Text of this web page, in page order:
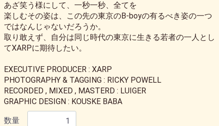
あざ笑う様にして、一秒一秒、全てを
楽しむその姿は、この先の東京のB-boyの有るべき姿の一つ
ではなんじゃないだろうか。
取り敢えず、自分は同じ時代の東京に生きる若者の一人とし
てXARPに期待したい。
EXECUTIVE PRODUCER : XARP
PHOTOGRAPHY & TAGGING : RICKY POWELL
RECORDED , MIXED , MASTERD : LUIGER
GRAPHIC DESIGN : KOUSKE BABA
数量